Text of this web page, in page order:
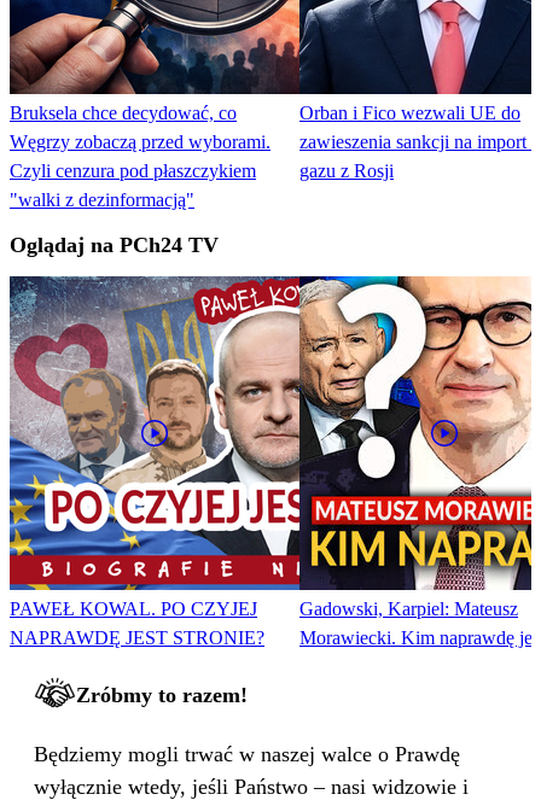
Bruksela chce decydować, co
Węgrzy zobaczą przed wyborami.
Czyli cenzura pod płaszczykiem
"walki z dezinformacją"
Orban i Fico wezwali UE do
zawieszenia sankcji na import
gazu z Rosji
Oglądaj na PCh24 TV
PAWEŁ KOWAL. PO CZYJEJ
NAPRAWDĘ JEST STRONIE?
Gadowski, Karpiel: Mateusz
Morawiecki. Kim naprawdę
Zróbmy to razem!
Będziemy mogli trwać w naszej walce o Prawdę
wyłącznie wtedy, jeśli Państwo – nasi widzowie i